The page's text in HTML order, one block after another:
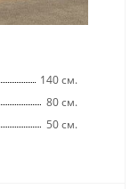
140 см.
80 см.
50 см.